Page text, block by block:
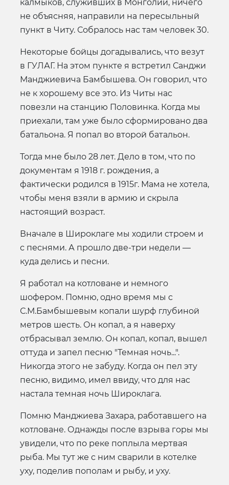
калмыков, служивших в Монголии, ничего
не объясняя, направили на пересыльный
пункт в Читу. Собралось нас там человек 30.
Некоторые бойцы догадывались, что везут
в ГУЛАГ. На этом пункте я встретил Санджи
Манджиевича Бамбышева. Он говорил, что
не к хорошему все это. Из Читы нас
повезли на станцию Половинка. Когда мы
приехали, там уже было сформировано два
батальона. Я попал во второй батальон.
Тогда мне было 28 лет. Дело в том, что по
документам я 1918 г. рождения, а
фактически родился в 1915г. Мама не хотела,
чтобы меня взяли в армию и скрыла
настоящий возраст.
Вначале в Широклаге мы ходили строем и
с песнями. А прошло две-три недели —
куда делись и песни.
Я работал на котловане и немного
шофером. Помню, одно время мы с
С.М.Бамбышевым копали шурф глубиной
метров шесть. Он копал, а я наверху
отбрасывал землю. Он копал, копал, вышел
оттуда и запел песню "Темная ночь...".
Никогда этого не забуду. Когда он пел эту
песню, видимо, имел ввиду, что для нас
настала темная ночь Широклага.
Помню Манджиева Захара, работавшего на
котловане. Однажды после взрыва горы мы
увидели, что по реке поплыла мертвая
рыба. Мы тут же с ним сварили в котелке
уху, поделив пополам и рыбу, и уху.